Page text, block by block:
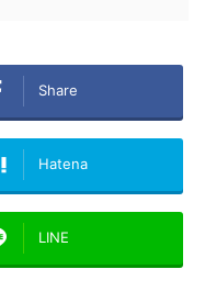
Share
Hatena
LINE